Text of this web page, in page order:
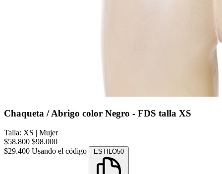
Chaqueta / Abrigo color Negro - FDS talla XS
Talla: XS | Mujer
$58.800 $98.000
$29.400 Usando el código ESTILO50